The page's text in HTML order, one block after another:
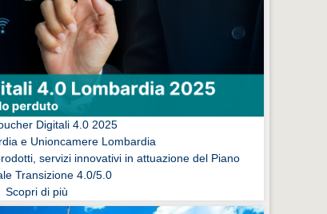
Digitali 4.0 2025
e Unioncamere Lombardia
servizi innovativi in attuazione del Piano
Transizione 4.0/5.0
Scopri di più